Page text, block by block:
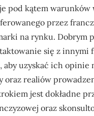
pod kątem warunków
przez
na rynku. Dobrym
się z innymi
aby uzyskać ich opinie
oraz realiów
jest dokładne
oraz